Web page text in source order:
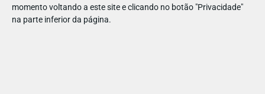
momento voltando a este site e clicando no botão "Privacidade"
na parte inferior da página.